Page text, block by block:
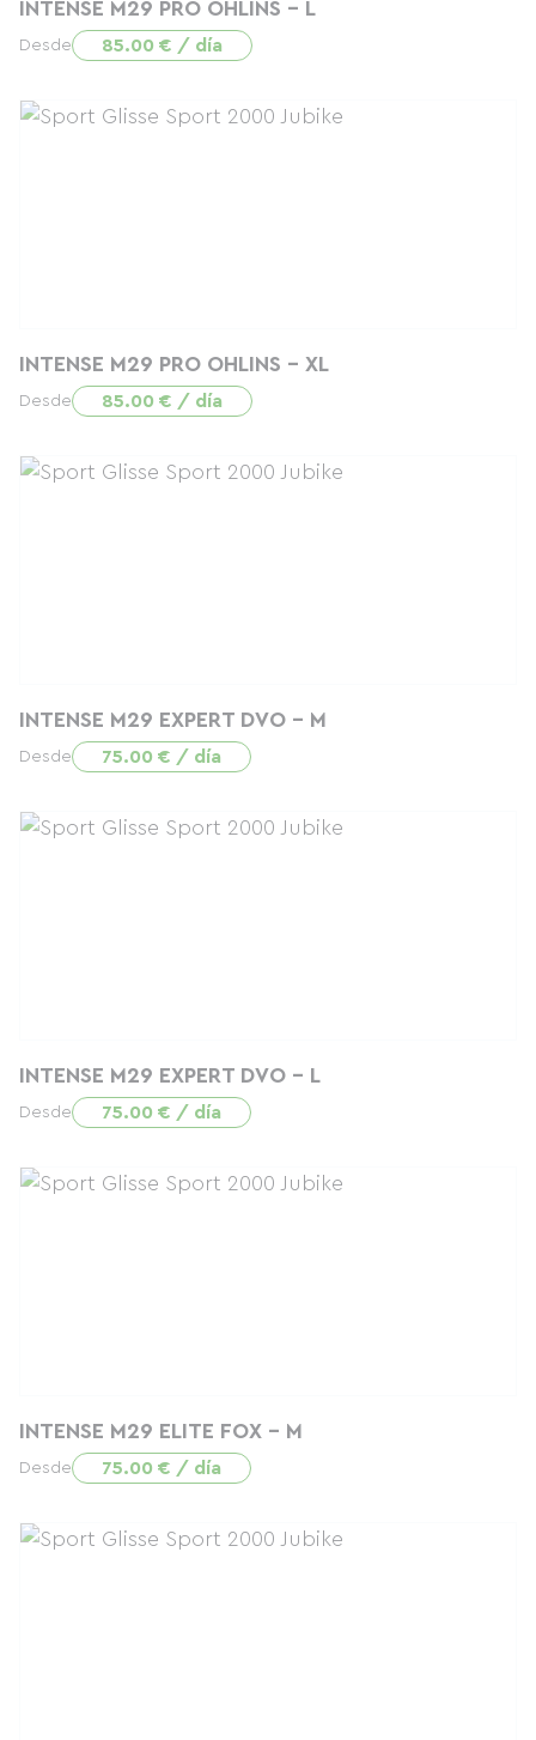
INTENSE M29 PRO OHLINS - L
Desde 85.00 € / día
INTENSE M29 PRO OHLINS - XL
Desde 85.00 € / día
INTENSE M29 EXPERT DVO - M
Desde 75.00 € / día
INTENSE M29 EXPERT DVO - L
Desde 75.00 € / día
INTENSE M29 ELITE FOX - M
Desde 75.00 € / día